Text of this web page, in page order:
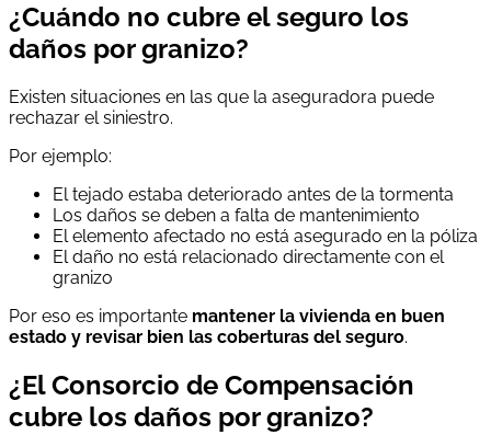
¿Cuándo no cubre el seguro los
daños por granizo?
Existen situaciones en las que la aseguradora puede
rechazar el siniestro.
Por ejemplo:
El tejado estaba deteriorado antes de la tormenta
Los daños se deben a falta de mantenimiento
El elemento afectado no está asegurado en la póliza
El daño no está relacionado directamente con el
granizo
Por eso es importante mantener la vivienda en buen
estado y revisar bien las coberturas del seguro.
¿El Consorcio de Compensación
cubre los daños por granizo?